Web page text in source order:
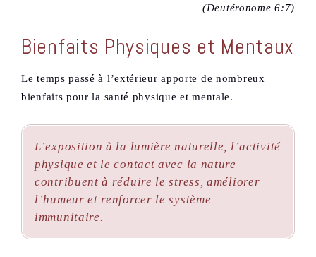
(Deutéronome 6:7)
Bienfaits Physiques et Mentaux
Le temps passé à l’extérieur apporte de nombreux
bienfaits pour la santé physique et mentale.
L’exposition à la lumière naturelle, l’activité
physique et le contact avec la nature
contribuent à réduire le stress, améliorer
l’humeur et renforcer le système
immunitaire.